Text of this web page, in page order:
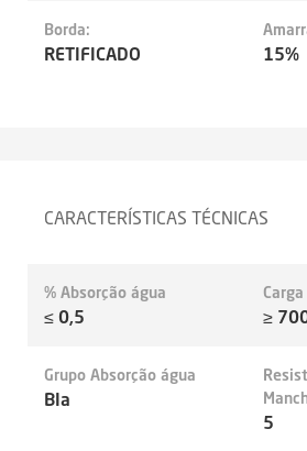
Borda:
RETIFICADO 15%
CARACTERÍSTICAS TÉCNICAS
% Absorção água
≤ 0,5 ≥
Grupo Absorção água
BIa
5